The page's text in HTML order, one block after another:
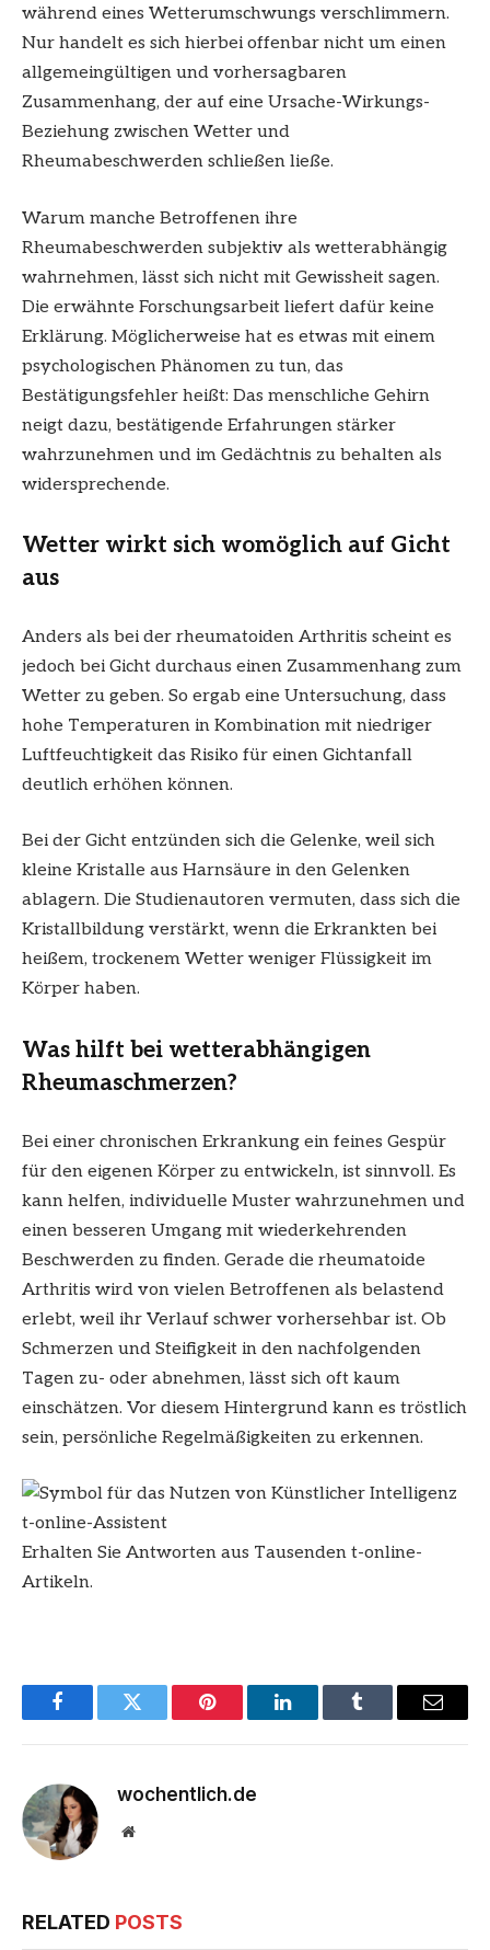
während eines Wetterumschwungs verschlimmern.
Nur handelt es sich hierbei offenbar nicht um einen
allgemeingültigen und vorhersagbaren
Zusammenhang, der auf eine Ursache-Wirkungs-
Beziehung zwischen Wetter und
Rheumabeschwerden schließen ließe.
Warum manche Betroffenen ihre
Rheumabeschwerden subjektiv als wetterabhängig
wahrnehmen, lässt sich nicht mit Gewissheit sagen.
Die erwähnte Forschungsarbeit liefert dafür keine
Erklärung. Möglicherweise hat es etwas mit einem
psychologischen Phänomen zu tun, das
Bestätigungsfehler heißt: Das menschliche Gehirn
neigt dazu, bestätigende Erfahrungen stärker
wahrzunehmen und im Gedächtnis zu behalten als
widersprechende.
Wetter wirkt sich womöglich auf Gicht
aus
Anders als bei der rheumatoiden Arthritis scheint es
jedoch bei Gicht durchaus einen Zusammenhang zum
Wetter zu geben. So ergab eine Untersuchung, dass
hohe Temperaturen in Kombination mit niedriger
Luftfeuchtigkeit das Risiko für einen Gichtanfall
deutlich erhöhen können.
Bei der Gicht entzünden sich die Gelenke, weil sich
kleine Kristalle aus Harnsäure in den Gelenken
ablagern. Die Studienautoren vermuten, dass sich die
Kristallbildung verstärkt, wenn die Erkrankten bei
heißem, trockenem Wetter weniger Flüssigkeit im
Körper haben.
Was hilft bei wetterabhängigen
Rheumaschmerzen?
Bei einer chronischen Erkrankung ein feines Gespür
für den eigenen Körper zu entwickeln, ist sinnvoll. Es
kann helfen, individuelle Muster wahrzunehmen und
einen besseren Umgang mit wiederkehrenden
Beschwerden zu finden. Gerade die rheumatoide
Arthritis wird von vielen Betroffenen als belastend
erlebt, weil ihr Verlauf schwer vorhersehbar ist. Ob
Schmerzen und Steifigkeit in den nachfolgenden
Tagen zu- oder abnehmen, lässt sich oft kaum
einschätzen. Vor diesem Hintergrund kann es tröstlich
sein, persönliche Regelmäßigkeiten zu erkennen.
t-online-Assistent
Erhalten Sie Antworten aus Tausenden t-online-
Artikeln.
FacebookTwitter Pinterest LinkedInTumblr Email
wochentlich.de
Website
RELATED POSTS